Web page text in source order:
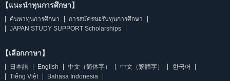
【แนะนำทุนการศึกษา】
ค้นหาทุนการศึกษา
การสมัครขอรับทุนการศึกษา
JAPAN STUDY SUPPORT Scholarships
【เลือกภาษา】
日本語 English 中文（简体字） 中文（繁體字）
한국어
Tiếng Việt
Bahasa Indonesia